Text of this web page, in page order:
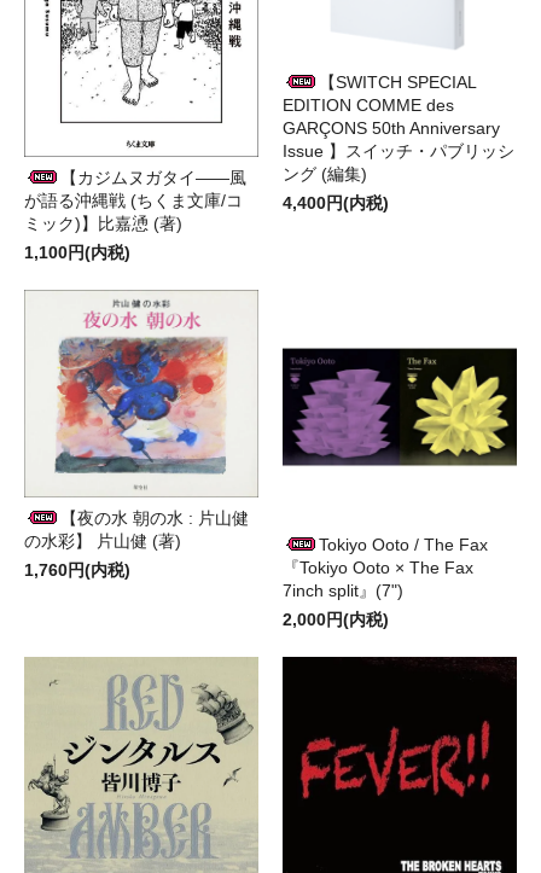
【カジムヌガタイ――風
が語る沖縄戦 (ちくま文庫/コ
ミック)】比嘉慂 (著)
1,100円(内税)
【SWITCH SPECIAL
EDITION COMME des
GARÇONS 50th Anniversary
Issue 】スイッチ・パブリッシ
ング (編集)
4,400円(内税)
【夜の水 朝の水 : 片山健
の水彩】 片山健 (著)
1,760円(内税)
Tokiyo Ooto / The Fax
『Tokiyo Ooto × The Fax
7inch split』(7")
2,000円(内税)